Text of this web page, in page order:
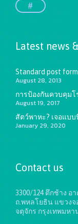
#
Latest news
Standard post
August 28, 2013
การป้องกันควบคุม
August 19, 2017
สัตว์พาหะ? เจอแบ
January 29, 2020
Contact us
3300/124 ตึกช้าง อ
ถ.พหลโยธิน แขวงจ
จตุจักร กรุงเทพมหา